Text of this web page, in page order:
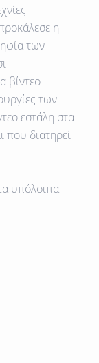
η
των
βίντεο
των
εστάλη στα
που διατηρεί
υπόλοιπα